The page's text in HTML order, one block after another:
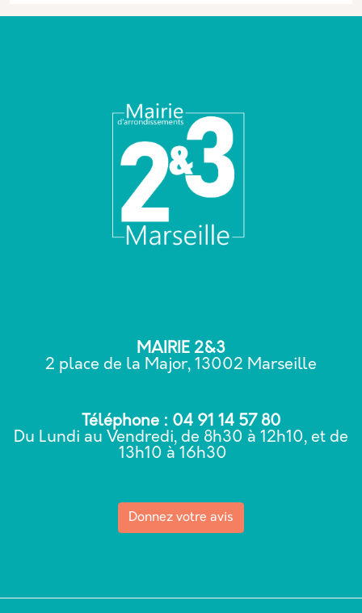
MAIRIE 2&3
2 place de la Major, 13002 Marseille
Téléphone : 04 91 14 57 80
Du Lundi au Vendredi, de 8h30 à 12h10, et de
13h10 à 16h30
Donnez votre avis